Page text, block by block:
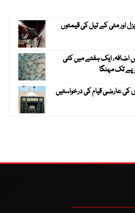
اور مٹی کے تیل کی قیمتوں
اضافہ، ایک ہفتے میں کئی
کی عارضی قیام کی درخواستیں